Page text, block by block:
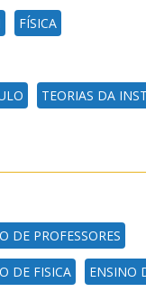
FÍSICA
TEORIAS DA
DE PROFESSORES
DE FISICA ENSINO